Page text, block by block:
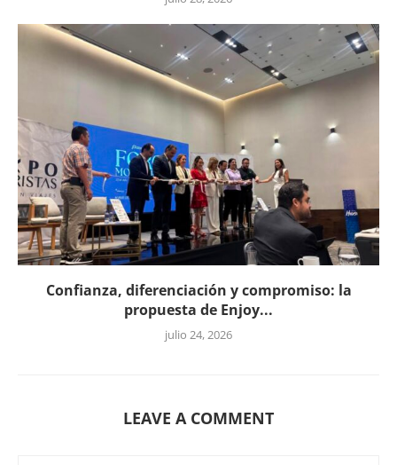
Confianza, diferenciación y compromiso: la
propuesta de Enjoy...
julio 24, 2026
LEAVE A COMMENT